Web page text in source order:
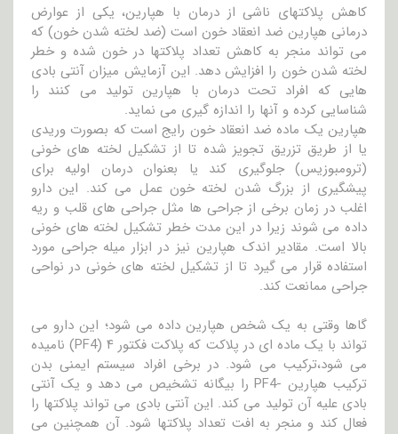
کاهش پلاکتهای ناشی از درمان با هپارین، یکی از عوارض
درمانی هپارین ضد انعقاد خون است (ضد لخته شدن خون) که
می تواند منجر به کاهش تعداد پلاکتها در خون شده و خطر
لخته شدن خون را افزایش دهد. این آزمایش میزان آنتی بادی
هایی که افراد تحت درمان با هپارین تولید می کنند را
شناسایی کرده و آنها را اندازه گیری می نماید.
هپارین یک ماده ضد انعقاد خون رایج است که بصورت وریدی
یا از طریق تزریق تجویز شده تا از تشکیل لخته های خونی
(ترومبوزیس) جلوگیری کند یا بعنوان درمان اولیه برای
پیشگیری از بزرگ شدن لخته خون عمل می کند. این دارو
اغلب در زمان برخی از جراحی ها مثل جراحی های قلب و ریه
داده می شوند زیرا در این مدت خطر تشکیل لخته های خونی
بالا است. مقادیر اندک هپارین نیز در ابزار میله جراحی مورد
استفاده قرار می گیرد تا از تشکیل لخته های خونی در نواحی
جراحی ممانعت کند.
گاها وقتی به یک شخص هپارین داده می شود؛ این دارو می
تواند با یک ماده ای در پلاکت که پلاکت فکتور ۴ (PF4) نامیده
می شود،ترکیب می شود. در برخی افراد سیستم ایمنی بدن
ترکیب هپارین -PF4 را بیگانه تشخیص می دهد و یک آنتی
بادی علیه آن تولید می کند. این آنتی بادی می تواند پلاکتها را
فعال کند و منجر به افت تعداد پلاکتها شود. آن همچنین می